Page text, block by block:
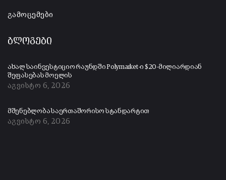
გამოცემები
ბლოგები
ახალ საინვესტიციო რაუნდში Polymarket-ი $20-მილიარდიან
შეფასებას მოელის
აგვისტო 6, 2026
მშენებლობა საერთაშორისო სტანდარტით
აგვისტო 6, 2026